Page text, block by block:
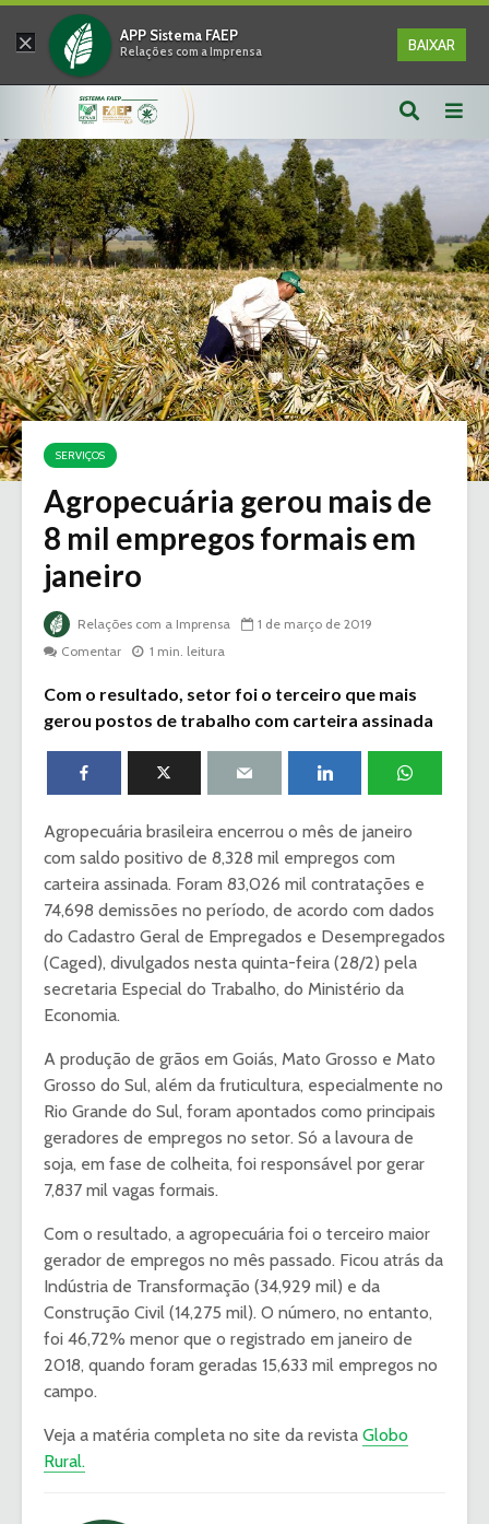
× APP Sistema FAEP
Relações com a Imprensa BAIXAR
SERVIÇOS
Agropecuária gerou mais de
8 mil empregos formais em
janeiro
Relações com a Imprensa
1 de março de 2019
Comentar
1 min. leitura
Com o resultado, setor foi o terceiro que mais
gerou postos de trabalho com carteira assinada
Agropecuária brasileira encerrou o mês de janeiro
com saldo positivo de 8,328 mil empregos com
carteira assinada. Foram 83,026 mil contratações e
74,698 demissões no período, de acordo com dados
do Cadastro Geral de Empregados e Desempregados
(Caged), divulgados nesta quinta-feira (28/2) pela
secretaria Especial do Trabalho, do Ministério da
Economia.
A produção de grãos em Goiás, Mato Grosso e Mato
Grosso do Sul, além da fruticultura, especialmente no
Rio Grande do Sul, foram apontados como principais
geradores de empregos no setor. Só a lavoura de
soja, em fase de colheita, foi responsável por gerar
7,837 mil vagas formais.
Com o resultado, a agropecuária foi o terceiro maior
gerador de empregos no mês passado. Ficou atrás da
Indústria de Transformação (34,929 mil) e da
Construção Civil (14,275 mil). O número, no entanto,
foi 46,72% menor que o registrado em janeiro de
2018, quando foram geradas 15,633 mil empregos no
campo.
Veja a matéria completa no site da revista Globo
Rural.